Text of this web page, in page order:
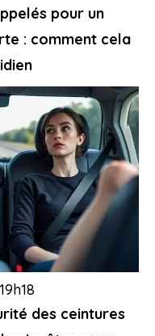
pour un
: comment cela
des ceintures